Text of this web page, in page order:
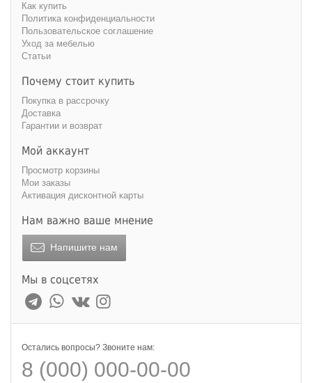
Как купить
Политика конфиденциальности
Пользовательское соглашение
Уход за мебелью
Статьи
Почему стоит купить
Покупка в рассрочку
Доставка
Гарантии и возврат
Мой аккаунт
Просмотр корзины
Мои заказы
Активация дисконтной карты
Нам важно ваше мнение
Напишите нам
Мы в соцсетях
Остались вопросы? Звоните нам:
8 (000) 000-00-00